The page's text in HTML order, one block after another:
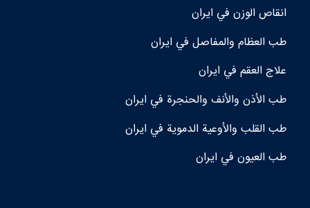
انقاص الوزن في ايران
طب العظام والمفاصل في ايران
علاج العقم في ايران
طب الأذن والأنف والحنجرة في ايران
طب القلب والأوعية الدموية في ايران
طب العيون في ايران